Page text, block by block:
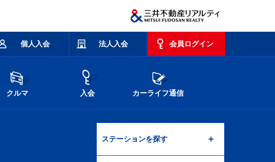
個人入会 法人入会 会員ログイン
クルマ 入会 カーライフ通信
ステーションを探す